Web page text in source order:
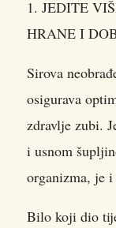
1. JEDITE
HRANE I
Sirova
osigurava
zdravlje zubi.
i usnom
organizma, je
Bilo koji dio